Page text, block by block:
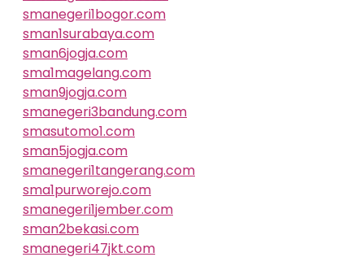
smanegeri1bogor.com
sman1surabaya.com
sman6jogja.com
sma1magelang.com
sman9jogja.com
smanegeri3bandung.com
smasutomo1.com
sman5jogja.com
smanegeri1tangerang.com
sma1purworejo.com
smanegeri1jember.com
sman2bekasi.com
smanegeri47jkt.com